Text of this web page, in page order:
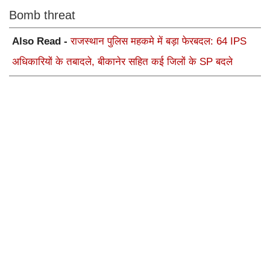
Bomb threat
Also Read -राजस्थान पुलिस महकमे में बड़ा फेरबदल: 64 IPS
अधिकारियों के तबादले, बीकानेर सहित कई जिलों के SP बदले